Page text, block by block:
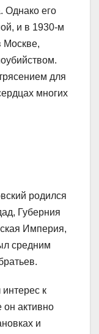
Однако его
и в 1930-м
Москве,
для
многих
родился
Губерния
Империя,
средним
к
он активно
и